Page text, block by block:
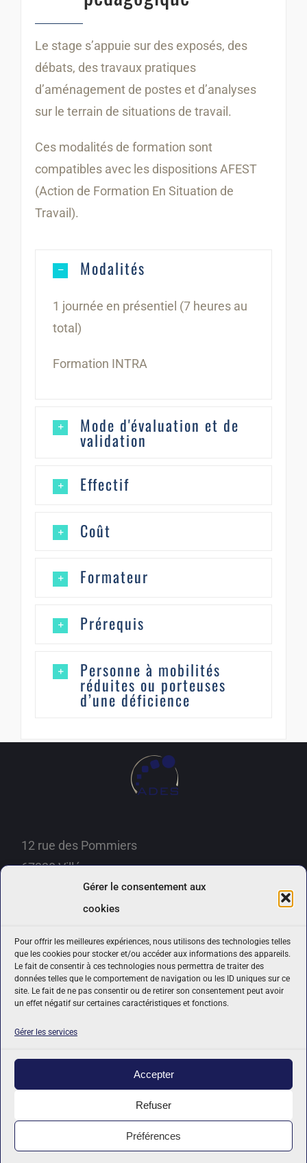
Gérer le consentement aux
cookies
Pour offrir les meilleures expériences, nous utilisons des technologies telles
que les cookies pour stocker et/ou accéder aux informations des appareils.
Le fait de consentir à ces technologies nous permettra de traiter des
données telles que le comportement de navigation ou les ID uniques sur ce
site. Le fait de ne pas consentir ou de retirer son consentement peut avoir
un effet négatif sur certaines caractéristiques et fonctions.
Gérer les services
Accepter
Refuser
Préférences
Le stage s’appuie sur des exposés, des
débats, des travaux pratiques
d’aménagement de postes et d’analyses
sur le terrain de situations de travail.
Ces modalités de formation sont
compatibles avec les dispositions AFEST
(Action de Formation En Situation de
Travail).
Modalités
1 journée en présentiel (7 heures au
total)
Formation INTRA
Mode d'évaluation et de
validation
Effectif
Coût
Formateur
Prérequis
Personne à mobilités
réduites ou porteuses
d’une déficience
12 rue des Pommiers
67220 Villé
Téléphone :06 15 79 63 12
contact@ades-prevention.fr
Politique de confidentialité
Politique de cookies (UE)
Condition Générale de Vente
Règlement intérieur
Mise à jour Octobre 2024 - © Copyright 2019 -